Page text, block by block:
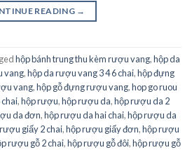
READING →
hộp bánh trung thu kèm rượu vang,hộp da
vang,hộp da rượu vang 3 4 6 chai,hộp đựng
vang,hộp gỗ đựng rượu vang,hop go ruou
,hộp rượu,hộp rượu da,hộp rượu da 2
da đơn,hộp rượu da hai chai,hộp rượu da
giấy 2 chai,hộp rượu giấy đơn,hộp rượu
rượu gỗ 2 chai,hộp rượu gỗ đôi,hộp rượu gỗ